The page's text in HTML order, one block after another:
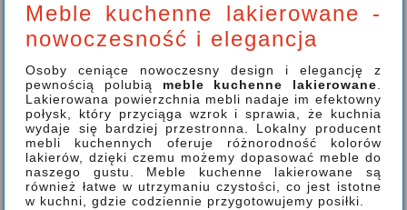
Meble kuchenne lakierowane -
nowoczesność i elegancja
Osoby ceniące nowoczesny design i elegancję z
pewnością polubią meble kuchenne lakierowane.
Lakierowana powierzchnia mebli nadaje im efektowny
połysk, który przyciąga wzrok i sprawia, że kuchnia
wydaje się bardziej przestronna. Lokalny producent
mebli kuchennych oferuje różnorodność kolorów
lakierów, dzięki czemu możemy dopasować meble do
naszego gustu. Meble kuchenne lakierowane są
również łatwe w utrzymaniu czystości, co jest istotne
w kuchni, gdzie codziennie przygotowujemy posiłki.